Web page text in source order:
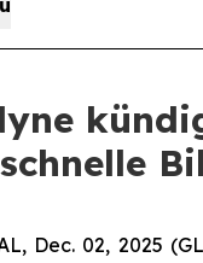
Dec. 02, 2025